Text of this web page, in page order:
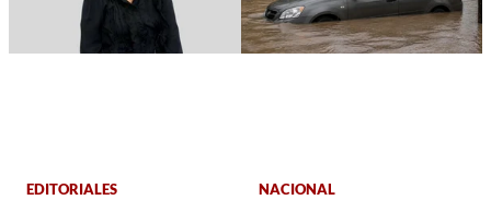
EDITORIALES NACIONAL